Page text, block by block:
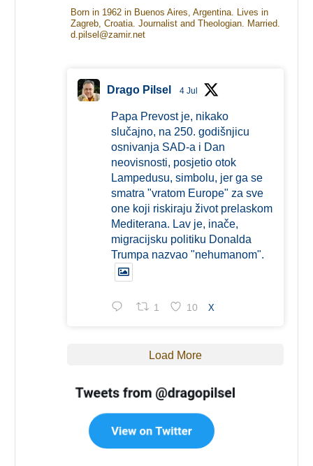
Born in 1962 in Buenos Aires, Argentina. Lives in
Zagreb, Croatia. Journalist and Theologian. Married.
d.pilsel@zamir.net
Drago Pilsel 4 Jul
Papa Prevost je, nikako
slučajno, na 250. godišnjicu
osnivanja SAD-a i Dan
neovisnosti, posjetio otok
Lampedusu, simbolu, jer ga se
smatra "vratom Europe" za sve
one koji riskiraju život prelaskom
Mediterana. Lav je, inače,
migracijsku politiku Donalda
Trumpa nazvao "nehumanom".
1 10 X
Load More